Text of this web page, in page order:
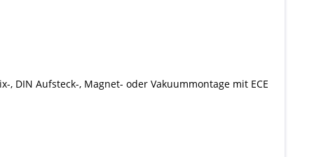
DIN Aufsteck-, Magnet- oder Vakuummontage mit ECE